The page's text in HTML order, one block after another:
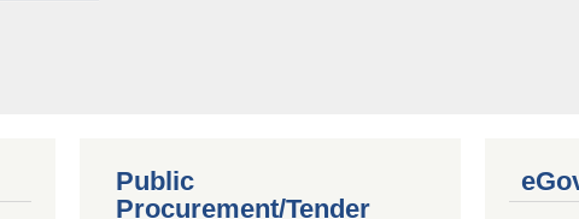
Public
Procurement/Tender